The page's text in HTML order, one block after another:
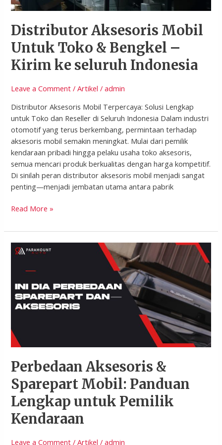
Distributor Aksesoris Mobil
Untuk Toko & Bengkel –
Kirim ke seluruh Indonesia
Leave a Comment /Artikel /admin
Distributor Aksesoris Mobil Terpercaya: Solusi Lengkap
untuk Toko dan Reseller di Seluruh Indonesia Dalam industri
otomotif yang terus berkembang, permintaan terhadap
aksesoris mobil semakin meningkat. Mulai dari pemilik
kendaraan pribadi hingga pelaku usaha toko aksesoris,
semua mencari produk berkualitas dengan harga kompetitif.
Di sinilah peran distributor aksesoris mobil menjadi sangat
penting—menjadi jembatan utama antara pabrik
ke
Indonesia
Read More »
Perbedaan Aksesoris &
Sparepart Mobil: Panduan
Lengkap untuk Pemilik
Kendaraan
Leave a Comment /Artikel /admin
Perbedaan
Sparepart
Mobil:
Panduan
untuk
Pemilik
Kendaraan